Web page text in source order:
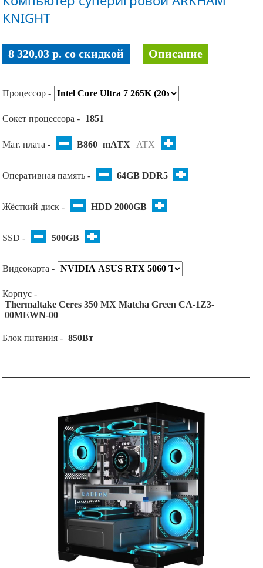
KNIGHT
8 320,03 p. co скидкой Описание
Процессор -
Сокет процессора - 1851
Мат. плата - B860 mATX ATX
Оперативная память - 64GB DDR5
Жёсткий диск - HDD 2000GB
SSD - 500GB
Видеокарта -
Корпус -
Thermaltake Ceres 350 MX Matcha Green CA-1Z3-
00MEWN-00
Блок питания - 850Вт